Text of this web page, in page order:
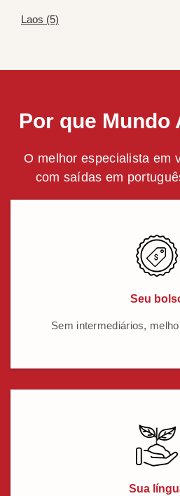
Laos (5)
Por que Mundo
O melhor especialista em
com saídas em
Seu
Sem intermediários,
Sua